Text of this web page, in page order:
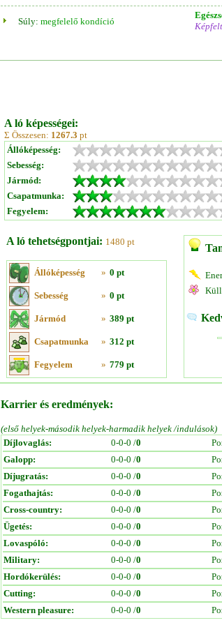
Súly: megfelelő kondíció
A ló képességei:
Σ Összesen: 1267.3 pt
Állóképesség:
Sebesség:
Jármód:
Csapatmunka:
Fegyelem:
A ló tehetségpontjai: 1480 pt
Állóképesség » 0 pt
Sebesség » 0 pt
Jármód » 389 pt
Csapatmunka » 312 pt
Fegyelem » 779 pt
Karrier és eredmények:
(első helyek-második helyek-harmadik helyek /indulások)
Díjlovaglás:
0-0-0 /0
Galopp:
0-0-0 /0
Díjugratás:
0-0-0 /0
Fogathajtás:
0-0-0 /0
Cross-country:
0-0-0 /0
Ügetés:
0-0-0 /0
Lovaspóló:
0-0-0 /0
Military:
0-0-0 /0
Hordókerülés:
0-0-0 /0
Cutting:
0-0-0 /0
Western pleasure:
0-0-0 /0